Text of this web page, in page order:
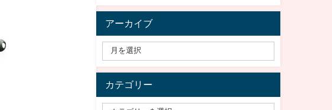
アーカイブ
カテゴリー